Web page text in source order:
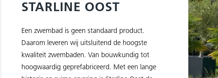
STARLINE OOST
Een zwembad is geen standaard product.
Daarom leveren wij uitsluitend de hoogste
kwaliteit zwembaden. Van bouwkundig tot
hoogwaardig geprefabriceerd. Met een lange